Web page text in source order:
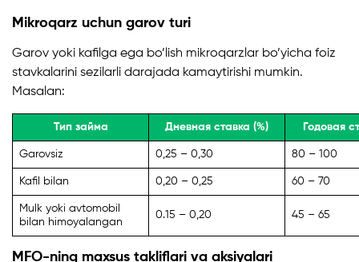
Mikroqarz uchun garov turi
Garov yoki kafilga ega bo’lish mikroqarzlar bo’yicha foiz
stavkalarini sezilarli darajada kamaytirishi mumkin.
Masalan:
Тип займа Дневная ставка (%) Годовая
Garovsiz 0,25 – 0,30 80 – 100
Kafil bilan 0,20 – 0,25 60 – 70
Mulk yoki avtomobil
bilan himoyalangan
0.15 – 0,20 45 – 65
MFO-ning maxsus takliflari va aksiyalari